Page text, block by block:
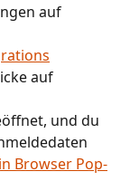
auf
auf
und du
Browser Pop-